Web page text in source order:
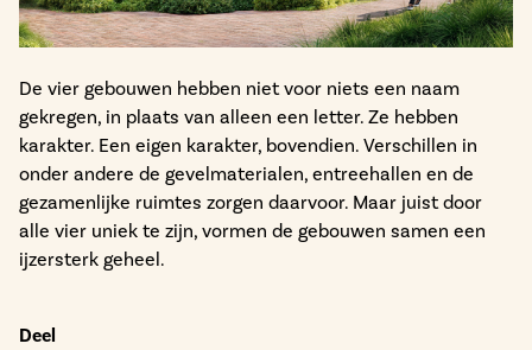
De vier gebouwen hebben niet voor niets een naam
gekregen, in plaats van alleen een letter. Ze hebben
karakter. Een eigen karakter, bovendien. Verschillen in
onder andere de gevelmaterialen, entreehallen en de
gezamenlijke ruimtes zorgen daarvoor. Maar juist door
alle vier uniek te zijn, vormen de gebouwen samen een
ijzersterk geheel.
Deel